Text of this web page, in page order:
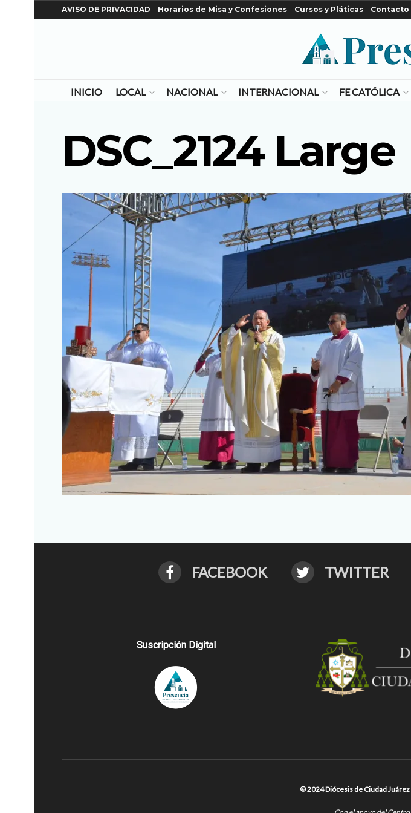
AVISO DE PRIVACIDAD Horarios de Misa y Confesiones Cursos y Pláticas Contacto
INICIO LOCAL NACIONAL INTERNACIONAL FE CATÓLICA
DSC_2124 Large
FACEBOOK TWITTER
Suscripción Digital
© 2024 Diócesis de Ciudad Juárez